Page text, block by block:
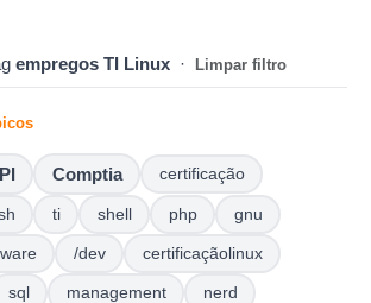
empregos TI Linux · Limpar filtro
Comptia certificação
ti shell php gnu
/dev certificaçãolinux
sql management nerd